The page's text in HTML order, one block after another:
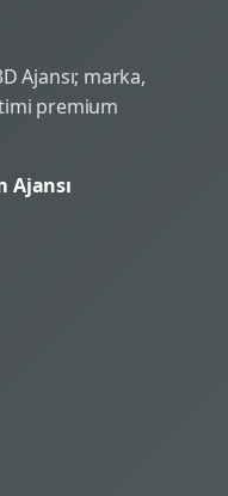
Ajansı; marka,
premium
Ajansı